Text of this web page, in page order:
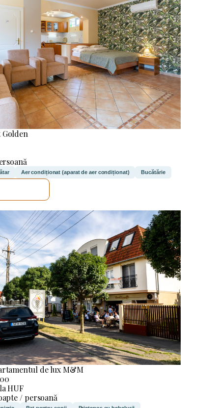
Aer condiționat (aparat de aer condiționat) Bucătărie
de lux M&M
HUF
/ persoană